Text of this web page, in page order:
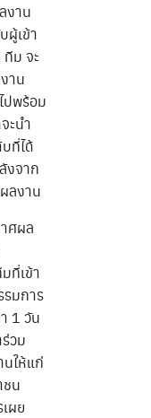
งาน
ผู้เข้า
ม จะ
าน
ปพร้อม
ะนำ
ที่ได้
งจาก
ลงาน
ศผล
ที่เข้า
มการ
1 วัน
วม
ให้แก่
ชน
ผย